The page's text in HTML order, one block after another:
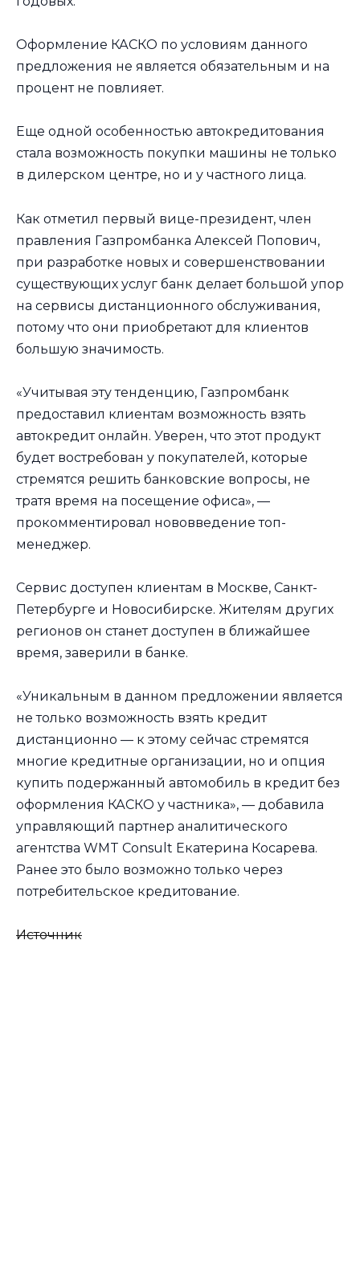
Оформление КАСКО по условиям данного
предложения не является обязательным и на
процент не повлияет.
Еще одной особенностью автокредитования
стала возможность покупки машины не только
в дилерском центре, но и у частного лица.
Как отметил первый вице-президент, член
правления Газпромбанка Алексей Попович,
при разработке новых и совершенствовании
существующих услуг банк делает большой упор
на сервисы дистанционного обслуживания,
потому что они приобретают для клиентов
большую значимость.
«Учитывая эту тенденцию, Газпромбанк
предоставил клиентам возможность взять
автокредит онлайн. Уверен, что этот продукт
будет востребован у покупателей, которые
стремятся решить банковские вопросы, не
тратя время на посещение офиса», —
прокомментировал нововведение топ-
менеджер.
Сервис доступен клиентам в Москве, Санкт-
Петербурге и Новосибирске. Жителям других
регионов он станет доступен в ближайшее
время, заверили в банке.
«Уникальным в данном предложении является
не только возможность взять кредит
дистанционно — к этому сейчас стремятся
многие кредитные организации, но и опция
купить подержанный автомобиль в кредит без
оформления КАСКО у частника», — добавила
управляющий партнер аналитического
агентства WMT Consult Екатерина Косарева.
Ранее это было возможно только через
потребительское кредитование.
Источник